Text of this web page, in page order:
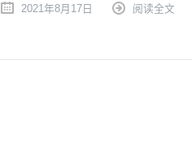
2021年8月17日 阅读全文